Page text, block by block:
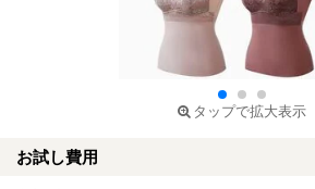
タップで拡大表示
お試し費用